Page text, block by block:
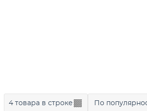
4 товара в строке По